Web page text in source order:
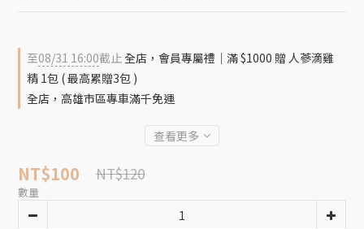
至08/31 16:00截止全店，會員專屬禮｜滿 $1000 贈 人蔘滴雞
精 1包 ( 最高累贈3包 )
全店，高雄市區專車滿千免運
查看更多
NT$100 NT$120
數量